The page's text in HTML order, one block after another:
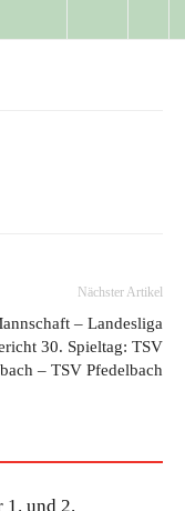
Nächster Artikel
– Landesliga
30. Spieltag: TSV
– TSV Pfedelbach
1. und 2.